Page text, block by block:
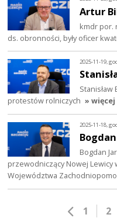
Artur
kmdr por.
ds. obronności, były oficer
2025-11-19,
protestów rolniczych » więcej
2025-11-18,
Bogdan
przewodniczący Nowej Lewicy
Województwa
1 2